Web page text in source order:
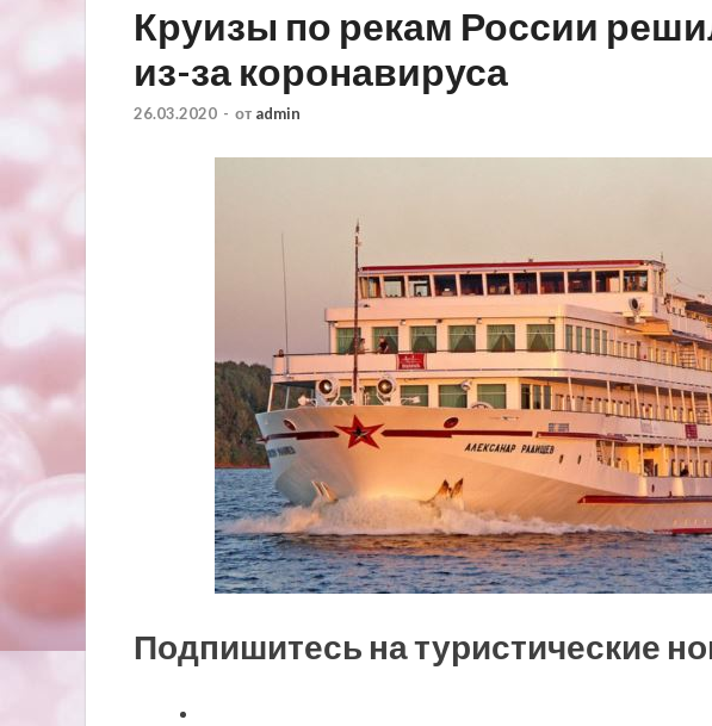
Круизы по рекам России
из-за коронавируса
26.03.2020 - от admin
Подпишитесь на туристические